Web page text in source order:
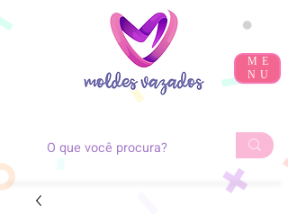
ME
NU